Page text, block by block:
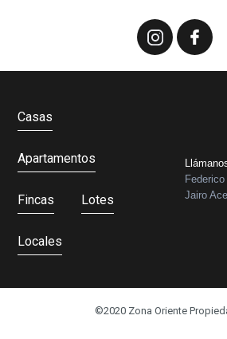
Casas
Apartamentos
Fincas Lotes
Locales
Jairo
©2020 Zona Oriente